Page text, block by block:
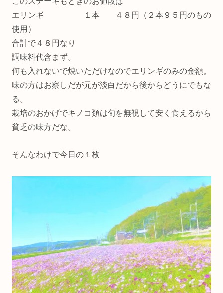
エリンギ １本 ４８円（２本９５円のもの
使用）
合計で４８円なり
調味料代含まず。
何も入れないで焼いただけなのでエリンギのみの金額。
味の方はお察しだが元が淡白だから後からどうにでもな
る。
栽培のおかげでキノコ類は旬を無視して安く食えるから
貧乏の味方だな。
そんなわけで今日の１枚